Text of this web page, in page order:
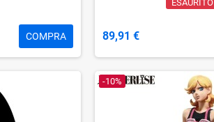
COMPRA
ESAURITO
89,91 €
-10%